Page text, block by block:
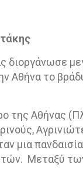
διοργάνωσε
Αθήνα το
της Αθήνας
μια
Μεταξύ